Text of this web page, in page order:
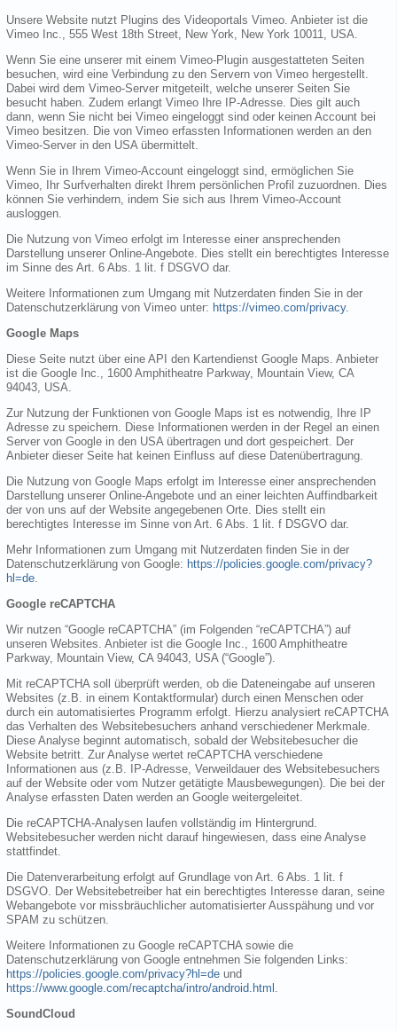
Unsere Website nutzt Plugins des Videoportals Vimeo. Anbieter ist die
Vimeo Inc., 555 West 18th Street, New York, New York 10011, USA.
Wenn Sie eine unserer mit einem Vimeo-Plugin ausgestatteten Seiten
besuchen, wird eine Verbindung zu den Servern von Vimeo hergestellt.
Dabei wird dem Vimeo-Server mitgeteilt, welche unserer Seiten Sie
besucht haben. Zudem erlangt Vimeo Ihre IP-Adresse. Dies gilt auch
dann, wenn Sie nicht bei Vimeo eingeloggt sind oder keinen Account bei
Vimeo besitzen. Die von Vimeo erfassten Informationen werden an den
Vimeo-Server in den USA übermittelt.
Wenn Sie in Ihrem Vimeo-Account eingeloggt sind, ermöglichen Sie
Vimeo, Ihr Surfverhalten direkt Ihrem persönlichen Profil zuzuordnen. Dies
können Sie verhindern, indem Sie sich aus Ihrem Vimeo-Account
ausloggen.
Die Nutzung von Vimeo erfolgt im Interesse einer ansprechenden
Darstellung unserer Online-Angebote. Dies stellt ein berechtigtes Interesse
im Sinne des Art. 6 Abs. 1 lit. f DSGVO dar.
Weitere Informationen zum Umgang mit Nutzerdaten finden Sie in der
Datenschutzerklärung von Vimeo unter: https://vimeo.com/privacy.
Google Maps
Diese Seite nutzt über eine API den Kartendienst Google Maps. Anbieter
ist die Google Inc., 1600 Amphitheatre Parkway, Mountain View, CA
94043, USA.
Zur Nutzung der Funktionen von Google Maps ist es notwendig, Ihre IP
Adresse zu speichern. Diese Informationen werden in der Regel an einen
Server von Google in den USA übertragen und dort gespeichert. Der
Anbieter dieser Seite hat keinen Einfluss auf diese Datenübertragung.
Die Nutzung von Google Maps erfolgt im Interesse einer ansprechenden
Darstellung unserer Online-Angebote und an einer leichten Auffindbarkeit
der von uns auf der Website angegebenen Orte. Dies stellt ein
berechtigtes Interesse im Sinne von Art. 6 Abs. 1 lit. f DSGVO dar.
Mehr Informationen zum Umgang mit Nutzerdaten finden Sie in der
Datenschutzerklärung von Google: https://policies.google.com/privacy?
hl=de
Google reCAPTCHA
Wir nutzen “Google reCAPTCHA” (im Folgenden “reCAPTCHA”) auf
unseren Websites. Anbieter ist die Google Inc., 1600 Amphitheatre
Parkway, Mountain View, CA 94043, USA (“Google”).
Mit reCAPTCHA soll überprüft werden, ob die Dateneingabe auf unseren
Websites (z.B. in einem Kontaktformular) durch einen Menschen oder
durch ein automatisiertes Programm erfolgt. Hierzu analysiert reCAPTCHA
das Verhalten des Websitebesuchers anhand verschiedener Merkmale.
Diese Analyse beginnt automatisch, sobald der Websitebesucher die
Website betritt. Zur Analyse wertet reCAPTCHA verschiedene
Informationen aus (z.B. IP-Adresse, Verweildauer des Websitebesuchers
auf der Website oder vom Nutzer getätigte Mausbewegungen). Die bei der
Analyse erfassten Daten werden an Google weitergeleitet.
Die reCAPTCHA-Analysen laufen vollständig im Hintergrund.
Websitebesucher werden nicht darauf hingewiesen, dass eine Analyse
stattfindet.
Die Datenverarbeitung erfolgt auf Grundlage von Art. 6 Abs. 1 lit. f
DSGVO. Der Websitebetreiber hat ein berechtigtes Interesse daran, seine
Webangebote vor missbräuchlicher automatisierter Ausspähung und vor
SPAM zu schützen.
Weitere Informationen zu Google reCAPTCHA sowie die
Datenschutzerklärung von Google entnehmen Sie folgenden Links:
https://policies.google.com/privacy?hl=de und
https://www.google.com/recaptcha/intro/android.html
SoundCloud